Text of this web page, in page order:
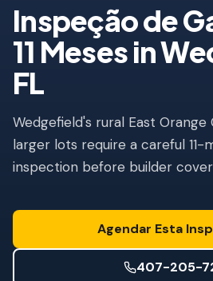
Inspeção de Apartamento
Inspeção Pré-Listagem
Imóvel para Investimento
INSPEÇÕES DE SEGURO
Inspeção 4 Pontos
Mitigação de Vento
Certificação de Telhado
SERVIÇOS ESPECIALIZADOS
Manutenção Anual
Inspeção de
11 Mesesin
FL
Wedgefield's rural East
larger lots require a careful
inspection before builder
Agendar Esta
407-205-